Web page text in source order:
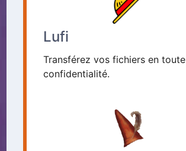
Lufi
Transférez vos fichiers en toute
confidentialité.